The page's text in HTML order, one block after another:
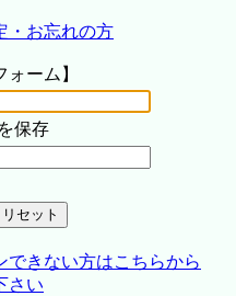
・お忘れの方
ォーム】
保存
できない方はこちらから
さい